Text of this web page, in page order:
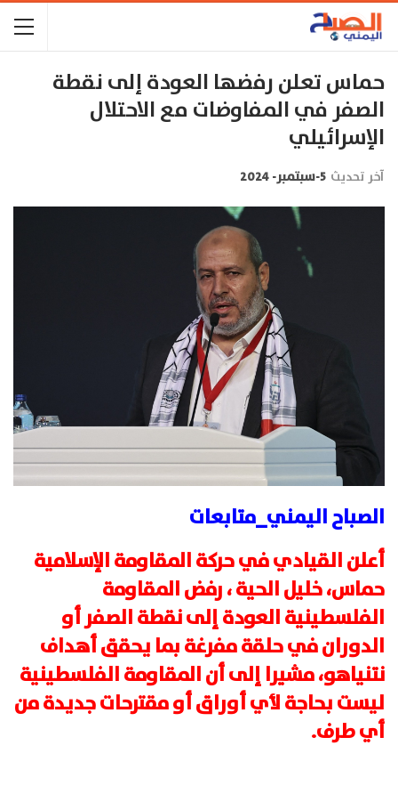
حماس تعلن رفضها العودة إلى نقطة
الصفر في المفاوضات مع الاحتلال
الإسرائيلي
آخر تحديث 5-سبتمبر- 2024
الصباح اليمني_متابعات
أعلن القيادي في حركة المقاومة الإسلامية
حماس، خليل الحية ، رفض المقاومة
الفلسطينية العودة إلى نقطة الصفر أو
الدوران في حلقة مفرغة بما يحقق أهداف
نتنياهو، مشيرا إلى أن المقاومة الفلسطينية
ليست بحاجة لأي أوراق أو مقترحات جديدة من
أي طرف.